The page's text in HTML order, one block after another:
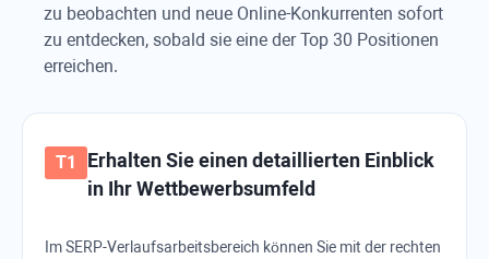
zu beobachten und neue Online-Konkurrenten sofort
zu entdecken, sobald sie eine der Top 30 Positionen
erreichen.
Erhalten Sie einen detaillierten Einblick
in Ihr Wettbewerbsumfeld
Im SERP-Verlaufsarbeitsbereich können Sie mit der rechten